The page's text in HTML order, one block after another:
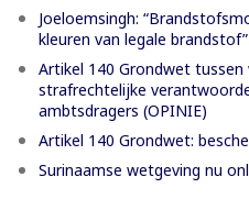
Joeloemsingh:
kleuren van legale brandstof”
Artikel 140 Grondwet
strafrechtelijke
ambtsdragers (OPINIE)
Artikel 140 Grondwet:
Surinaamse wetgeving nu